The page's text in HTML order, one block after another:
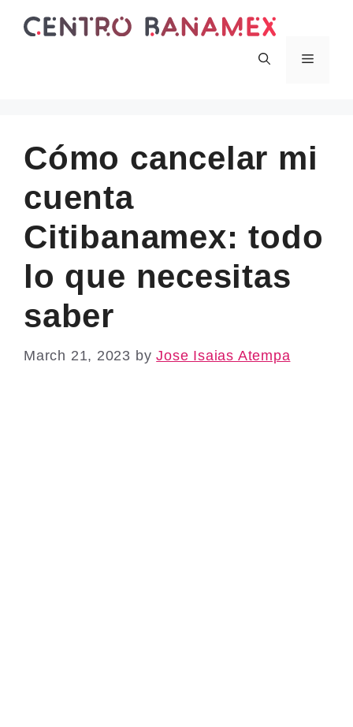
Menu
Cómo cancelar mi
cuenta
Citibanamex: todo
lo que necesitas
saber
March 21, 2023 byJose Isaias Atempa